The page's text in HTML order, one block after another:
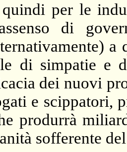
per le
di
a
di simpatie e
dei nuovi
e scippatori,
produrrà
sofferente